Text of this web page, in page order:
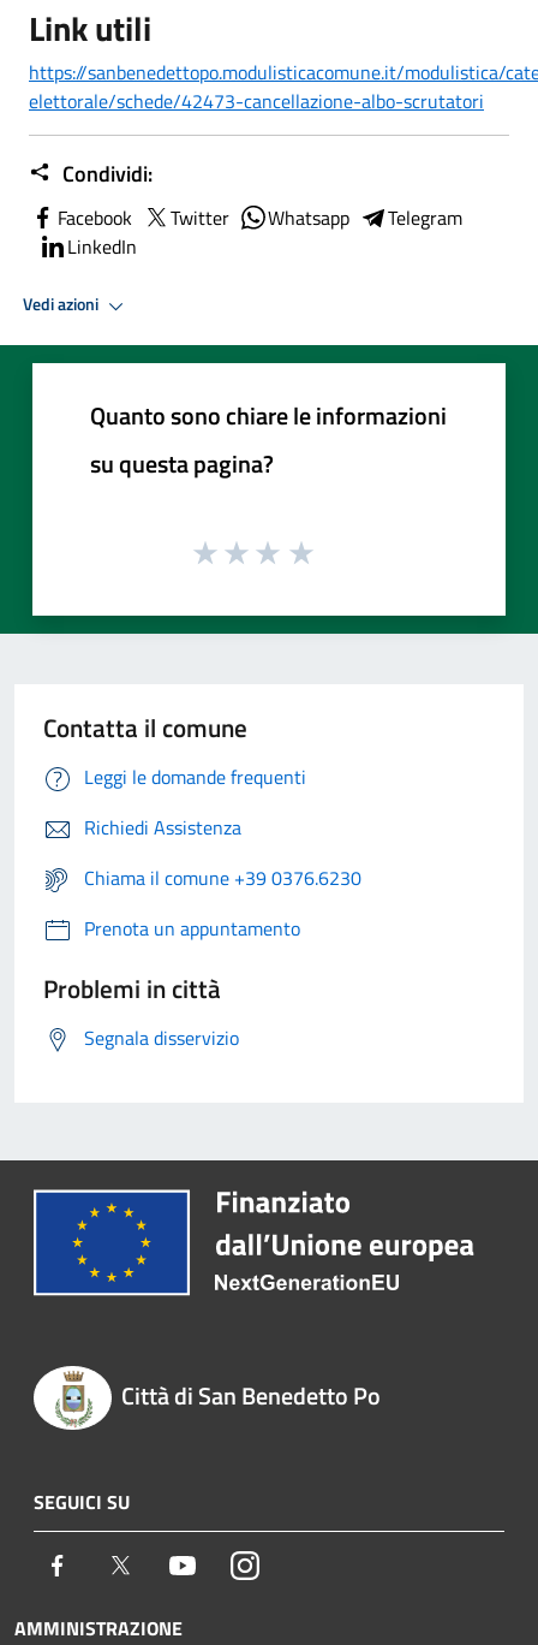
Link utili
https://sanbenedettopo.modulisticacomune.it/modulistica/
elettorale/schede/42473-cancellazione-albo-scrutatori
Condividi:
Facebook Twitter Whatsapp
Telegram
LinkedIn
Vedi azioni
Quanto sono chiare le informazioni
su questa pagina?
Contatta il comune
Leggi le domande frequenti
Richiedi Assistenza
Chiama il comune +39 0376.6230
Prenota un appuntamento
Problemi in città
Segnala disservizio
Città di San Benedetto Po
SEGUICI SU
Facebook Twitter YoutubeInstagram
AMMINISTRAZIONE